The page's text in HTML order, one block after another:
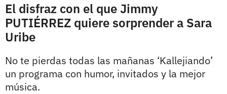
El disfraz con el que Jimmy
PUTIÉRREZ quiere sorprender a Sara
Uribe
No te pierdas todas las mañanas ‘Kallejiando’
un programa con humor, invitados y la mejor
música.